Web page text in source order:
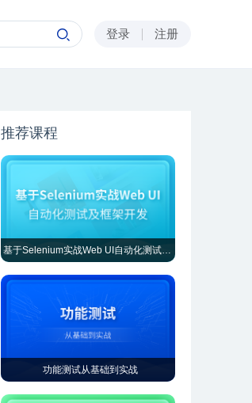
登录 注册
推荐课程
基于Selenium实战Web UI自动化测试及框架开发
功能测试从基础到实战